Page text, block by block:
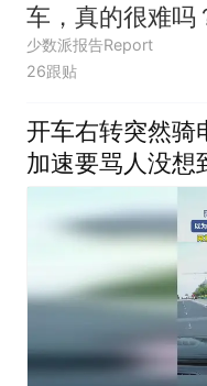
车，真的很难吗
少数派报告Report
26跟贴
开车右转突然骑
加速要骂人没想